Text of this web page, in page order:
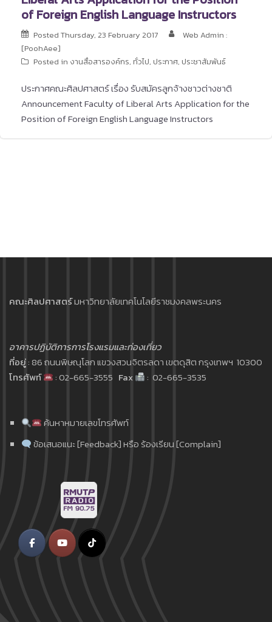
of Foreign English Language Instructors
Posted Thursday, 23 February 2017
Web Admin :
[PoohAee]
Posted in งานสื่อสารองค์กร, ทั่วไป, ประกาศ, ประชาสัมพันธ์
ประกาศคณะศิลปศาสตร์ เรื่อง รับสมัครลูกจ้างชาวต่างชาติ
Announcement Faculty of Liberal Arts Application for the
Position of Foreign English Language Instructors
คณะศิลปศาสตร์มหาวิทยาลัยเทคโนโลยีราชมงคลพระนคร
อาคารปฏิบัติการการโรงแรมและท่องเที่ยว
ที่อยู่: 86 ถนนพิษณุโลก แขวงสวนจิตรลดา เขตดุสิต กรุงเทพฯ 10300
โทรศัพท์
: 02-665-3555 Fax : 02-665-3535
ค้นหาหมายเลขโทรศัพท์
ข้อเสนอแนะ [Feedback] หรือ ร้องเรียน [Complain]